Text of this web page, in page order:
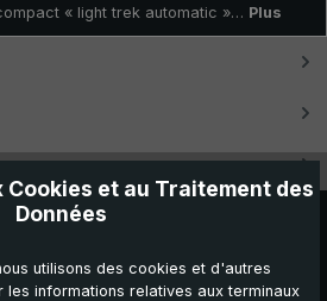
« light trek automatic »… Plus
Cookies et au Traitement des
Données
utilisons des cookies et d'autres
informations relatives aux terminaux